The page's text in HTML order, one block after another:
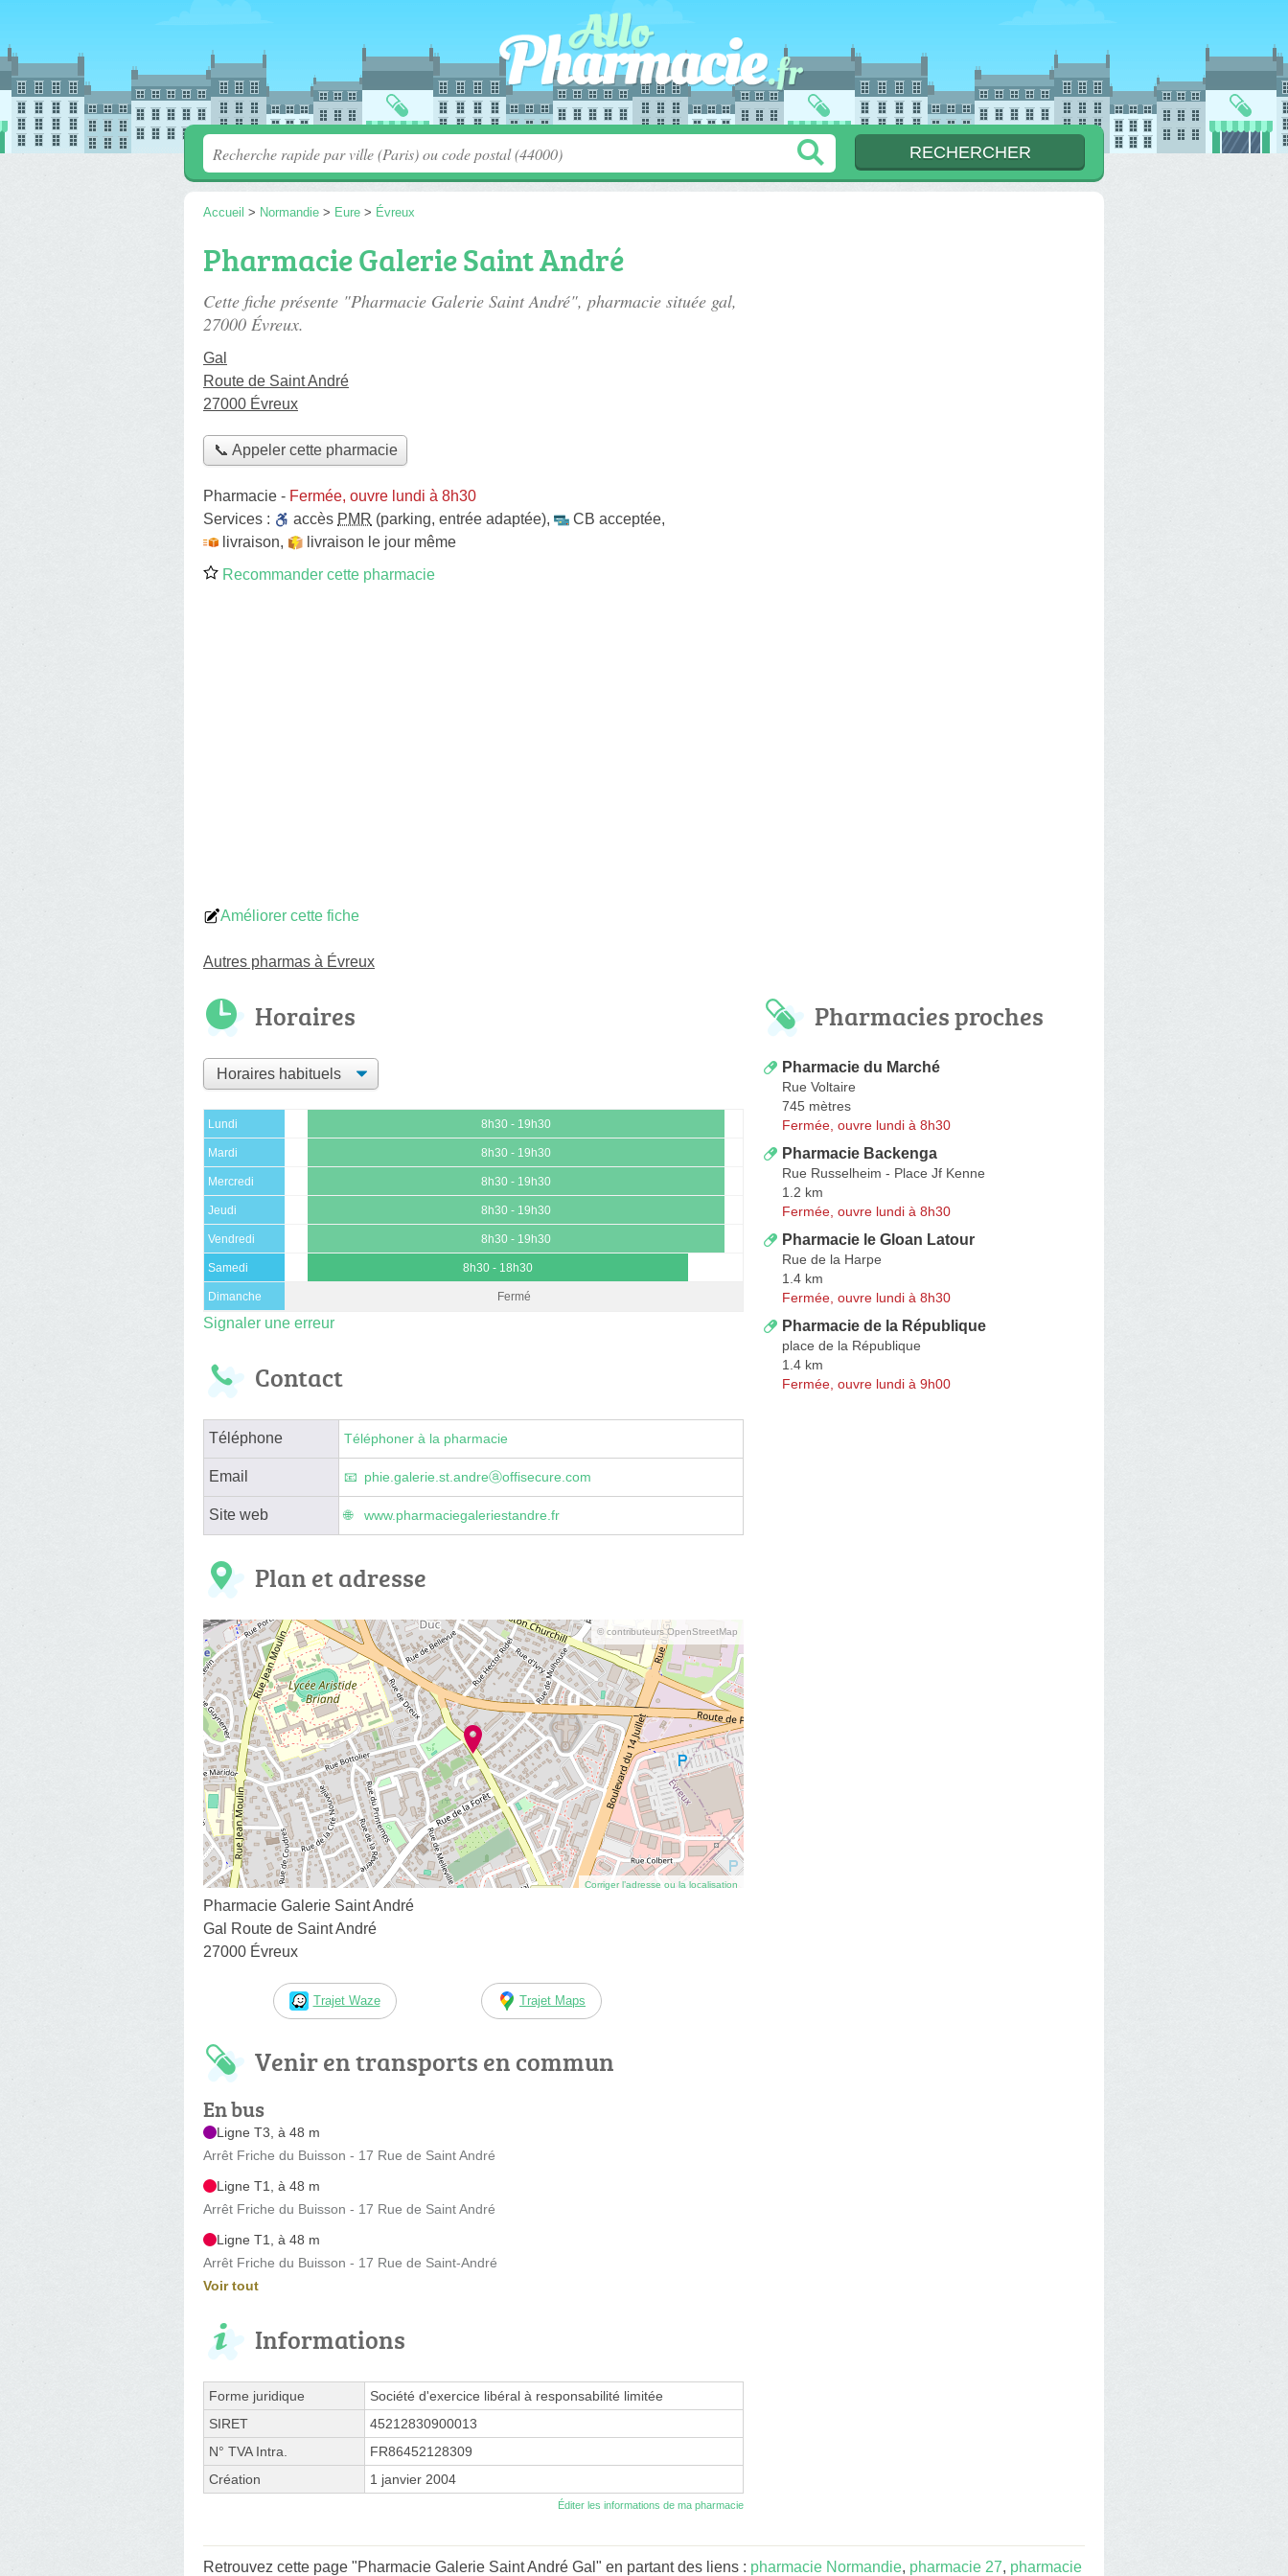
Accueil > Normandie > Eure > Évreux
Pharmacie Galerie Saint André
Cette fiche présente "Pharmacie Galerie Saint André", pharmacie située gal,
27000 Évreux.
Gal
Route de Saint André
27000 Évreux
📞 Appeler cette pharmacie
Pharmacie - Fermée, ouvre lundi à 8h30
Services :
accès PMR (parking, entrée adaptée), CB acceptée,
livraison,
livraison le jour même
Recommander cette pharmacie
Améliorer cette fiche
Autres pharmas à Évreux
Horaires
Lundi 8h30 - 19h30
Mardi 8h30 - 19h30
Mercredi 8h30 - 19h30
Jeudi 8h30 - 19h30
Vendredi 8h30 - 19h30
Samedi 8h30 - 18h30
Dimanche Fermé
Signaler une erreur
Contact
Téléphone Téléphoner à la pharmacie
Email phie.galerie.st.andreⓐoffisecure.com
Site web www.pharmaciegaleriestandre.fr
Plan et adresse
© contributeurs OpenStreetMap
Corriger l’adresse ou la localisation
Pharmacie Galerie Saint André
Gal Route de Saint André
27000 Évreux
Trajet Waze Trajet Maps
Venir en transports en commun
En bus
Ligne T3, à 48 m
Arrêt Friche du Buisson - 17 Rue de Saint André
Ligne T1, à 48 m
Arrêt Friche du Buisson - 17 Rue de Saint André
Ligne T1, à 48 m
Arrêt Friche du Buisson - 17 Rue de Saint-André
Voir tout
Informations
Forme juridique
Société d'exercice libéral à responsabilité limitée
SIRET
45212830900013
N° TVA Intra.
FR86452128309
Création
1 janvier 2004
Éditer les informations de ma pharmacie
Pharmacies proches
Pharmacie du Marché
Rue Voltaire
745 mètres
Fermée, ouvre lundi à 8h30
Pharmacie Backenga
Rue Russelheim - Place Jf Kenne
1.2 km
Fermée, ouvre lundi à 8h30
Pharmacie le Gloan Latour
Rue de la Harpe
1.4 km
Fermée, ouvre lundi à 8h30
Pharmacie de la République
place de la République
1.4 km
Fermée, ouvre lundi à 9h00
Retrouvez cette page "Pharmacie Galerie Saint André Gal" en partant des liens : pharmacie Normandie, pharmacie 27, pharmacie